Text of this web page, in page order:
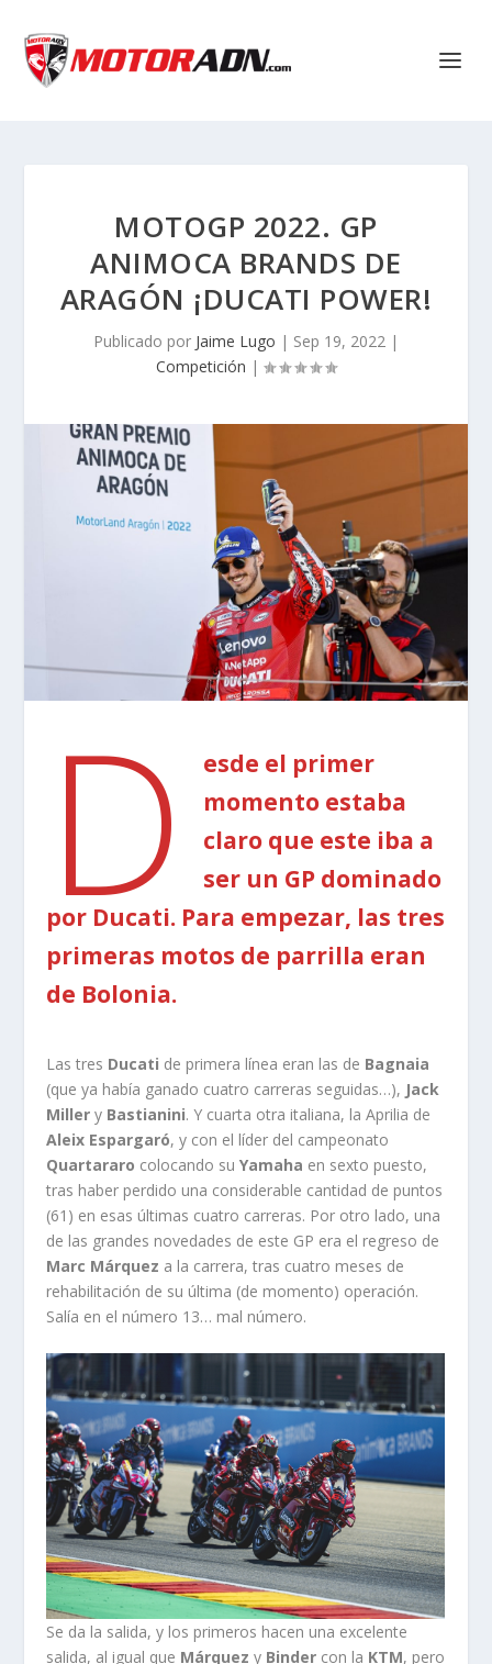
MOTOGP 2022. GP
ANIMOCA BRANDS DE
ARAGÓN ¡DUCATI POWER!
Publicado por Jaime Lugo | Sep 19, 2022 |
Competición |
D
esde el primer
momento estaba
claro que este iba a
ser un GP dominado
por Ducati. Para empezar, las tres
primeras motos de parrilla eran
de Bolonia.
Las tres Ducati de primera línea eran las de Bagnaia
(que ya había ganado cuatro carreras seguidas…), Jack
Miller y Bastianini. Y cuarta otra italiana, la Aprilia de
Aleix Espargaró, y con el líder del campeonato
Quartararo colocando suYamaha en sexto puesto,
tras haber perdido una considerable cantidad de puntos
(61) en esas últimas cuatro carreras. Por otro lado, una
de las grandes novedades de este GP era el regreso de
Marc Márquez a la carrera, tras cuatro meses de
rehabilitación de su última (de momento) operación.
Salía en el número 13… mal número.
Se da la salida, y los primeros hacen una excelente
salida, al igual que Márquez y Binder con la KTM, pero